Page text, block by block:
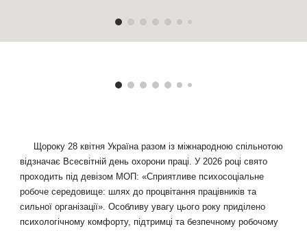
Щороку 28 квітня Україна разом із міжнародною спільнотою
відзначає Всесвітній день охорони праці. У 2026 році свято
проходить під девізом МОП: «Сприятливе психосоціальне
робоче середовище: шлях до процвітання працівників та
сильної організації». Особливу увагу цього року приділено
психологічному комфорту, підтримці та безпечному робочому